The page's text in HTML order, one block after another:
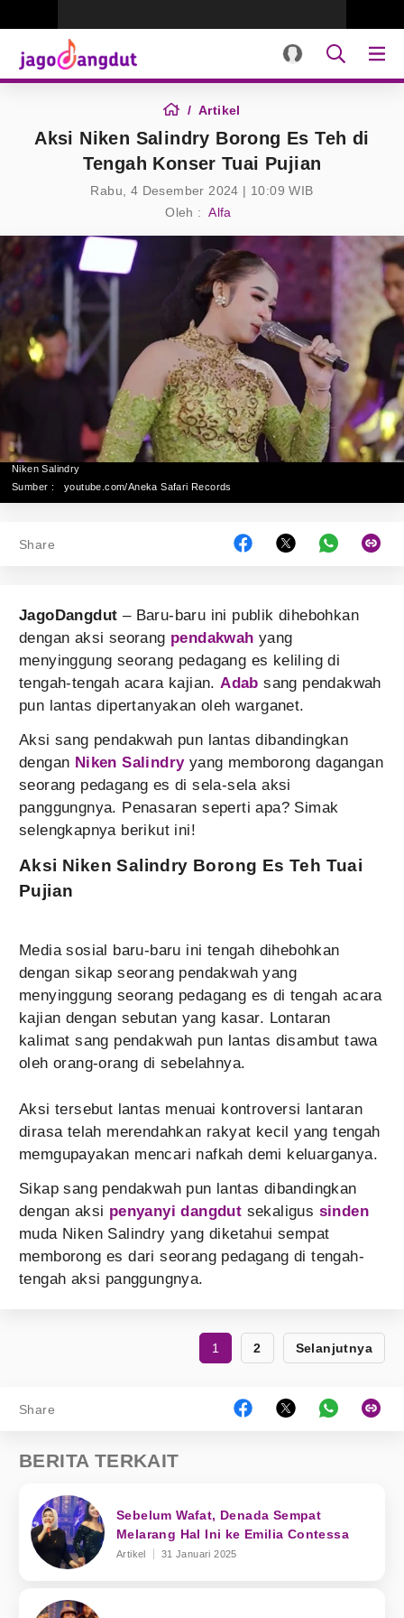
Artikel
Aksi Niken Salindry Borong Es Teh di
Tengah Konser Tuai Pujian
Rabu, 4 Desember 2024 | 10:09 WIB
Oleh : Alfa
Niken Salindry
Sumber :
youtube.com/Aneka Safari Records
Share
JagoDangdut – Baru-baru ini publik dihebohkan
dengan aksi seorang pendakwah yang
menyinggung seorang pedagang es keliling di
tengah-tengah acara kajian.Adab sang pendakwah
pun lantas dipertanyakan oleh warganet.
Aksi sang pendakwah pun lantas dibandingkan
dengan Niken Salindryyang memborong dagangan
seorang pedagang es di sela-sela aksi
panggungnya. Penasaran seperti apa? Simak
selengkapnya berikut ini!
Aksi Niken Salindry Borong Es Teh Tuai
Pujian
Media sosial baru-baru ini tengah dihebohkan
dengan sikap seorang pendakwah yang
menyinggung seorang pedagang es di tengah acara
kajian dengan sebutan yang kasar. Lontaran
kalimat sang pendakwah pun lantas disambut tawa
oleh orang-orang di sebelahnya.
Aksi tersebut lantas menuai kontroversi lantaran
dirasa telah merendahkan rakyat kecil yang tengah
memgupayakan mencari nafkah demi keluarganya.
Sikap sang pendakwah pun lantas dibandingkan
dengan aksi penyanyi dangdut sekaligus sinden
muda Niken Salindry yang diketahui sempat
memborong es dari seorang pedagang di tengah-
tengah aksi panggungnya.
1 2 Selanjutnya
Share
BERITA TERKAIT
Sebelum Wafat, Denada Sempat
Melarang Hal Ini ke Emilia Contessa
Artikel 31 Januari 2025